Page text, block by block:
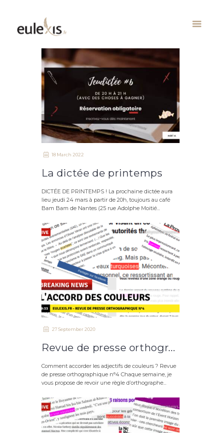
18 March 2022
La dictée de printemps
DICTÉE DE PRINTEMPS ! La prochaine dictée aura
lieu jeudi 24 mars à partir de 20h, toujours au café
Bam Bam de Nantes (25 rue Adolphe Moitié...
27 September 2020
Revue de presse orthographique n°4 : les accords des adjectifs de couleurs
Comment accorder les adjectifs de couleurs ? Revue
de presse orthographique n°4 Chaque semaine, je
vous propose de revoir une règle d’orthographe...